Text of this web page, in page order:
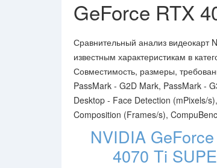
GeForce RTX
Сравнительный анализ видеокарт
известным характеристикам в
Совместимость, размеры,
PassMark - G2D Mark, PassMark -
Desktop - Face Detection (mPixels/
Composition (Frames/s),
NVIDIA
4070 Ti